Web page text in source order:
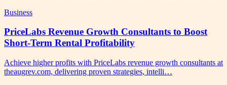
Business
PriceLabs Revenue Growth Consultants to Boost
Short-Term Rental Profitability
Achieve higher profits with PriceLabs revenue growth consultants at
theaugrev.com, delivering proven strategies, intelli…